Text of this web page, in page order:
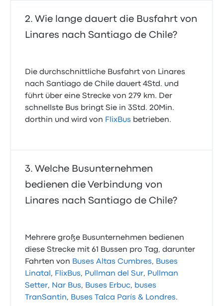
Wie lange dauert die Busfahrt von
Linares nach Santiago de Chile?
Die durchschnittliche Busfahrt von Linares
nach Santiago de Chile dauert 4Std. und
führt über eine Strecke von 279 km. Der
schnellste Bus bringt Sie in 3Std. 20Min.
dorthin und wird von FlixBus betrieben.
Welche Busunternehmen
bedienen die Verbindung von
Linares nach Santiago de Chile?
Mehrere große Busunternehmen bedienen
diese Strecke mit 61 Bussen pro Tag, darunter
Fahrten von Buses Altas Cumbres, Buses
Linatal , FlixBus, Pullman del Sur, Pullman
Setter, Nar Bus, Buses Erbuc, buses
TranSantin, Buses Talca París & Londres.